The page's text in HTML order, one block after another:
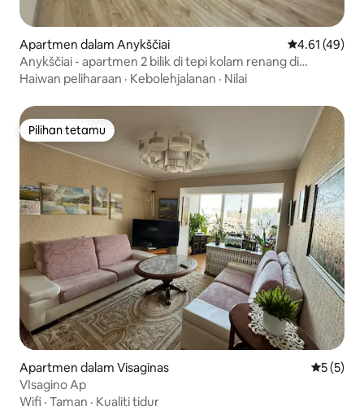
Apartmen dalam Anykščiai Penarafan
4.61 (49)
Anykščiai - apartmen 2 bilik di tepi kolam renang di
Bangenis
Haiwan peliharaan · Kebolehjalanan · Nilai
Pilihan tetamu
Pilihan tetamu
Apartmen dalam Visaginas
5 (5)
VIsagino Ap
Wifi · Taman · Kualiti tidur